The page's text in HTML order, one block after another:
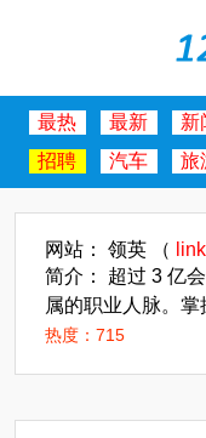
最热 最新 新
招聘
汽车 旅
网站： 领英 （
简介： 超过 3 亿
属的职业人脉。
热度：715